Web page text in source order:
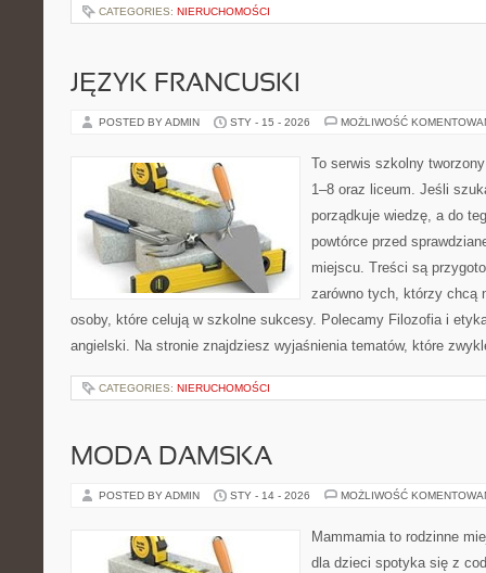
CATEGORIES: NIERUCHOMOŚCI
JĘZYK FRANCUSKI
POSTED BY ADMIN STY - 15 - 2026 MOŻLIWOŚĆ
To serwis szkolny
1–8 oraz liceum. Jeśli
porządkuje wiedzę, a do
powtórce przed
miejscu. Treści są
zarówno tych, którzy chcą
osoby, które celują w szkolne sukcesy. Polecamy Filozofia i
angielski. Na stronie znajdziesz wyjaśnienia tematów, które
CATEGORIES: NIERUCHOMOŚCI
MODA DAMSKA
POSTED BY ADMIN STY - 14 - 2026 MOŻLIWOŚĆ
Mammamia to rodzinne
dla dzieci spotyka się z